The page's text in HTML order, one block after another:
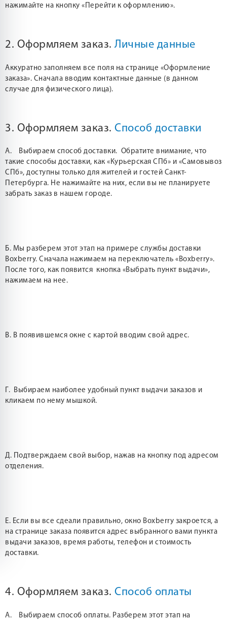
нажимайте на кнопку «Перейти к оформлению».
2. Оформляем заказ. Личные данные
Аккуратно заполняем все поля на странице «Оформление
заказа». Сначала вводим контактные данные (в данном
случае для физического лица).
3. Оформляем заказ. Способ доставки
А. Выбираем способ доставки. Обратите внимание, что
такие способы доставки, как «Курьерская СПб» и «Самовывоз
СПб», доступны только для жителей и гостей Санкт-
Петербурга. Не нажимайте на них, если вы не планируете
забрать заказ в нашем городе.
Б. Мы разберем этот этап на примере службы доставки
Boxberry. Сначала нажимаем на переключатель «Boxberry».
После того, как появится кнопка «Выбрать пункт выдачи»,
нажимаем на нее.
В. В появившемся окне с картой вводим свой адрес.
Г. Выбираем наиболее удобный пункт выдачи заказов и
кликаем по нему мышкой.
Д. Подтверждаем свой выбор, нажав на кнопку под адресом
отделения.
Е. Если вы все сдеали правильно, окно Boxberry закроется, а
на странице заказа появится адрес выбранного вами пункта
выдачи заказов, время работы, телефон и стоимость
доставки.
4. Оформляем заказ. Способ оплаты
А. Выбираем способ оплаты. Разберем этот этап на